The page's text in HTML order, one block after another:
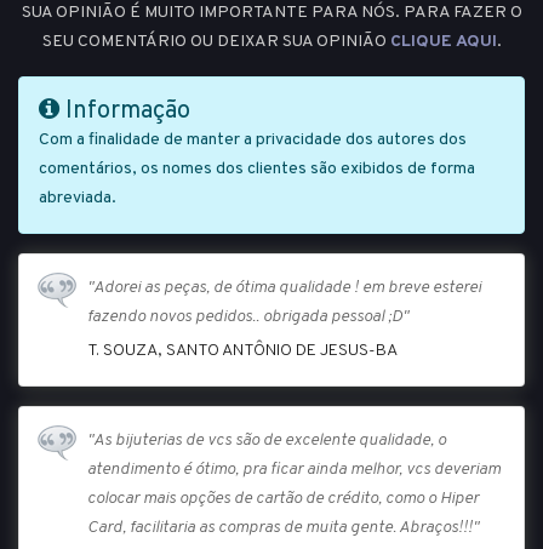
SUA OPINIÃO É MUITO IMPORTANTE PARA NÓS. PARA FAZER O
SEU COMENTÁRIO OU DEIXAR SUA OPINIÃO CLIQUE AQUI.
Informação
Com a finalidade de manter a privacidade dos autores dos
comentários, os nomes dos clientes são exibidos de forma
abreviada.
"Adorei as peças, de ótima qualidade ! em breve esterei
fazendo novos pedidos.. obrigada pessoal ;D"
T. SOUZA, SANTO ANTÔNIO DE JESUS-BA
"As bijuterias de vcs são de excelente qualidade, o
atendimento é ótimo, pra ficar ainda melhor, vcs deveriam
colocar mais opções de cartão de crédito, como o Hiper
Card, facilitaria as compras de muita gente. Abraços!!!"